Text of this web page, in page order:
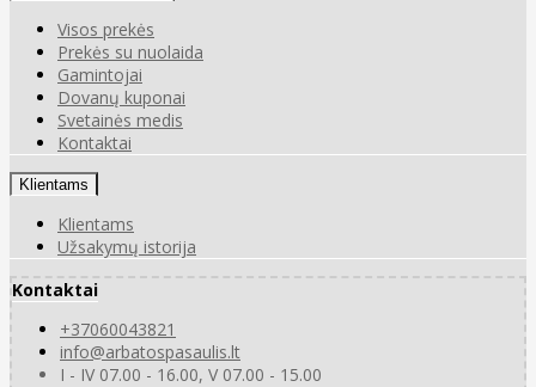
Visos prekės
Prekės su nuolaida
Gamintojai
Dovanų kuponai
Svetainės medis
Kontaktai
Klientams
Klientams
Užsakymų istorija
Kontaktai
+37060043821
info@arbatospasaulis.lt
I - IV 07.00 - 16.00, V 07.00 - 15.00